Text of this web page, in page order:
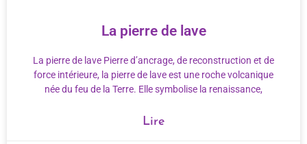
La pierre de lave
La pierre de lave Pierre d’ancrage, de reconstruction et de
force intérieure, la pierre de lave est une roche volcanique
née du feu de la Terre. Elle symbolise la renaissance,
Lire